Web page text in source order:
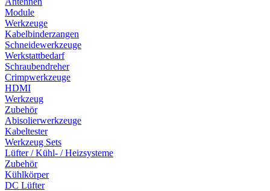
Module
Werkzeuge
Kabelbinderzangen
Schneidewerkzeuge
Werkstattbedarf
Schraubendreher
Crimpwerkzeuge
HDMI
Werkzeug
Zubehör
Abisolierwerkzeuge
Kabeltester
Werkzeug Sets
Lüfter / Kühl- / Heizsysteme
Zubehör
Kühlkörper
DC Lüfter